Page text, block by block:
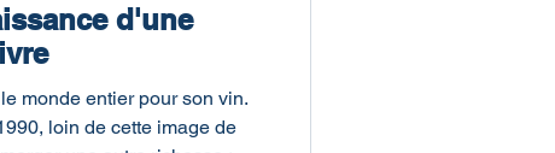
d'une
monde entier pour son vin.
loin de cette image de